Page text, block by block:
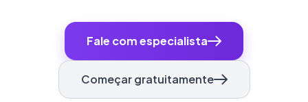
Fale com especialista
Começar gratuitamente